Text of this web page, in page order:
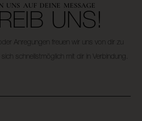
UNS AUF DEINE MESSAGE
UNS!
Anregungen freuen wir uns von dir zu
schnellstmöglich mit dir in Verbindung.